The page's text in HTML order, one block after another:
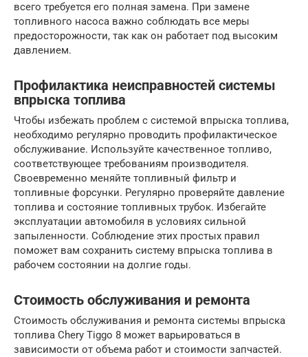
всего требуется его полная замена. При замене
топливного насоса важно соблюдать все меры
предосторожности, так как он работает под высоким
давлением.
Профилактика неисправностей системы
впрыска топлива
Чтобы избежать проблем с системой впрыска топлива,
необходимо регулярно проводить профилактическое
обслуживание. Используйте качественное топливо,
соответствующее требованиям производителя.
Своевременно меняйте топливный фильтр и
топливные форсунки. Регулярно проверяйте давление
топлива и состояние топливных трубок. Избегайте
эксплуатации автомобиля в условиях сильной
запыленности. Соблюдение этих простых правил
поможет вам сохранить систему впрыска топлива в
рабочем состоянии на долгие годы.
Стоимость обслуживания и ремонта
Стоимость обслуживания и ремонта системы впрыска
топлива Chery Tiggo 8 может варьироваться в
зависимости от объема работ и стоимости запчастей.